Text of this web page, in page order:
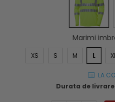
Echipamente muncitori ferma
Echipamente veterinari
Echipamente mulgatori
Echipamente trimeri ongloane
Masti protectie
Casti si antifoane protectie
Marimi
XS S M L
LA
Durata de